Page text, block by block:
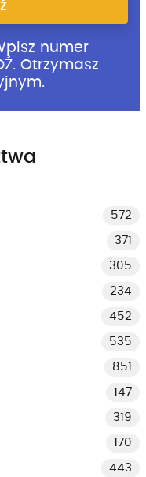
numer
Otrzymasz
572
371
305
234
452
535
851
147
319
170
443